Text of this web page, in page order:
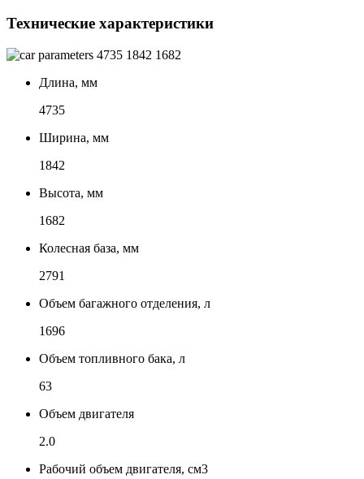
Технические характеристики
4735 1842 1682
Длина, мм
4735
Ширина, мм
1842
Высота, мм
1682
Колесная база, мм
2791
Объем багажного отделения, л
1696
Объем топливного бака, л
63
Объем двигателя
2.0
Рабочий объем двигателя, см3